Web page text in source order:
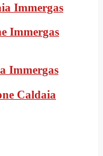
Immergas
Immergas
Immergas
Caldaia